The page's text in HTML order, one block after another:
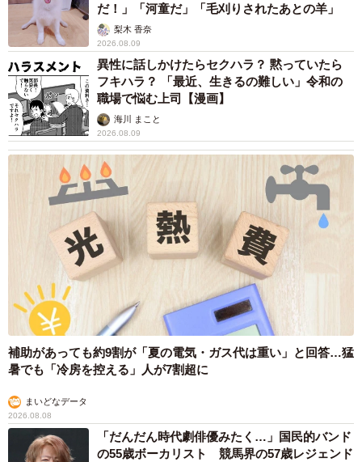
だ！」「河童だ」「毛刈りされたあとの羊」
梨木 香奈
2026.08.09
異性に話しかけたらセクハラ？ 黙っていたら
フキハラ？ 「最近、生きるの難しい」令和の
職場で悩む上司【漫画】
海川 まこと
2026.08.09
補助があっても約9割が「夏の電気・ガス代は重い」と回答…猛
暑でも「冷房を控える」人が7割超に
まいどなデータ
2026.08.08
「だんだん時代劇俳優みたく…」国民的バンド
の55歳ボーカリスト 競馬界の57歳レジェンド